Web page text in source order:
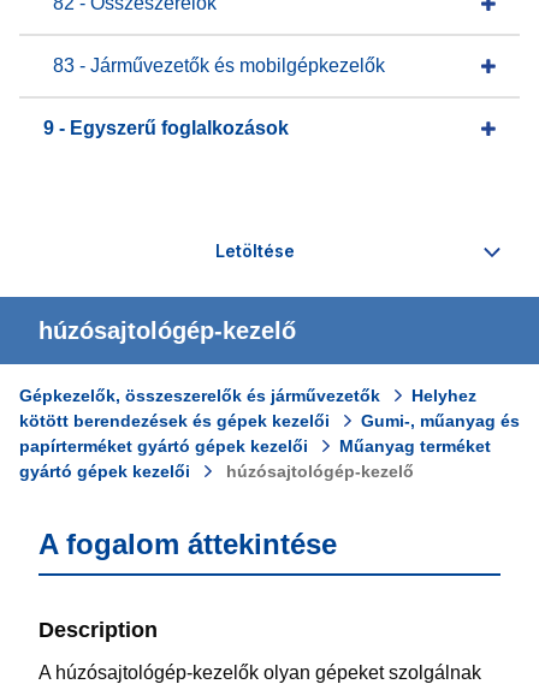
83 - Járművezetők és mobilgépkezelők
9 - Egyszerű foglalkozások
húzósajtológép-kezelő
Gépkezelők, összeszerelők és járművezetők
Helyhez
kötött berendezések és gépek kezelői
Gumi-, műanyag és
papírterméket gyártó gépek kezelői
Műanyag terméket
gyártó gépek kezelői
húzósajtológép-kezelő
A fogalom áttekintése
Description
A húzósajtológép-kezelők olyan gépeket szolgálnak